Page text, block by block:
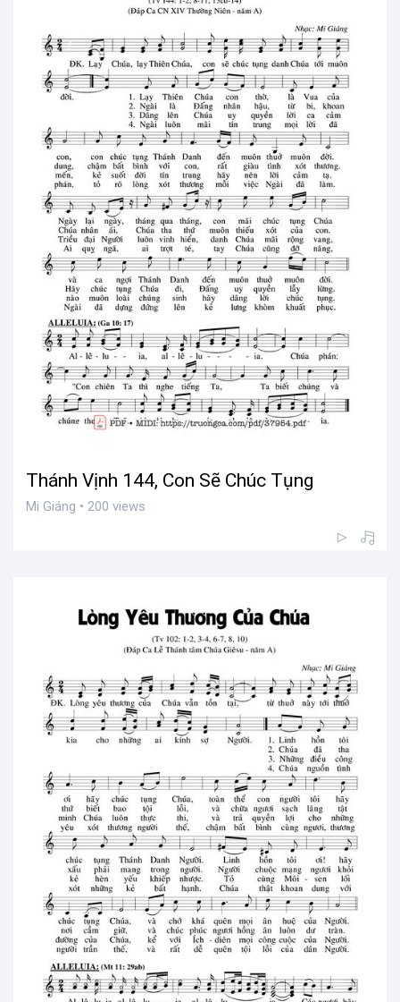
Thánh Vịnh 144, Con Sẽ Chúc Tụng
Mi Giáng • 200 views